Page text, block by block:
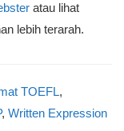
atau lihat
lebih terarah.
TOEFL,
, Written Expression